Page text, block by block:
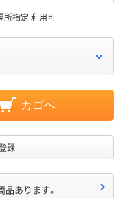
所指定 利用可
カゴへ
録
品あります。